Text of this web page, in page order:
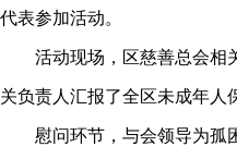
代表参加活动。
活动现场，区慈善总会相
关负责人汇报了全区未成年人
慰问环节，与会领导为孤